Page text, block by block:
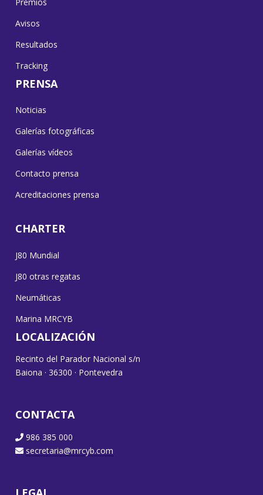
Avisos
Resultados
Tracking
PRENSA
Noticias
Galerías fotográficas
Galerías vídeos
Contacto prensa
Acreditaciones prensa
CHARTER
J80 Mundial
J80 otras regatas
Neumáticas
Marina MRCYB
LOCALIZACIÓN
Recinto del Parador Nacional s/n
Baiona · 36300 · Pontevedra
CONTACTA
986 385 000
secretaria@mrcyb.com